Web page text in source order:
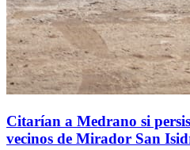
Citarían a Medrano si
vecinos de Mirador San